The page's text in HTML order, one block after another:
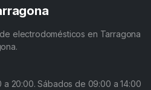
electrodomésticos en Tarragona
20:00. Sábados de 09:00 a 14:00